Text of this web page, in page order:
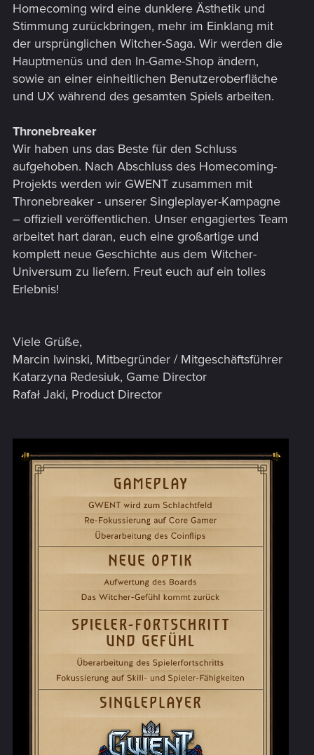
Homecoming wird eine dunklere Ästhetik und
Stimmung zurückbringen, mehr im Einklang mit
der ursprünglichen Witcher-Saga. Wir werden die
Hauptmenüs und den In-Game-Shop ändern,
sowie an einer einheitlichen Benutzeroberfläche
und UX während des gesamten Spiels arbeiten.
Thronebreaker
Wir haben uns das Beste für den Schluss
aufgehoben. Nach Abschluss des Homecoming-
Projekts werden wir GWENT zusammen mit
Thronebreaker - unserer Singleplayer-Kampagne
– offiziell veröffentlichen. Unser engagiertes Team
arbeitet hart daran, euch eine großartige und
komplett neue Geschichte aus dem Witcher-
Universum zu liefern. Freut euch auf ein tolles
Erlebnis!
Viele Grüße,
Marcin Iwinski, Mitbegründer / Mitgeschäftsführer
Katarzyna Redesiuk, Game Director
Rafał Jaki, Product Director